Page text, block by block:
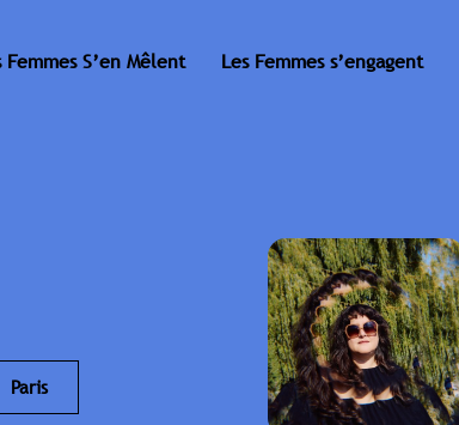
Femmes S’en Mêlent Les Femmes s’engagent
Paris